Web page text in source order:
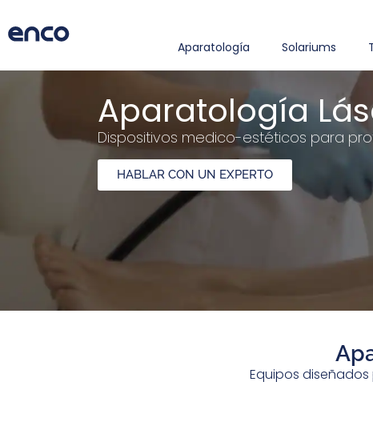
Aparatología Solariums
Aparatología
Dispositivos medico-estéticos para
HABLAR CON UN EXPERTO
Equipos